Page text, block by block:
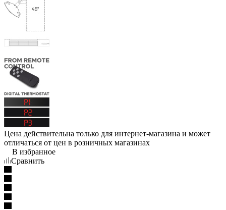
Цена действительна только для интернет-магазина и может
отличаться от цен в розничных магазинах
В избранное
Сравнить